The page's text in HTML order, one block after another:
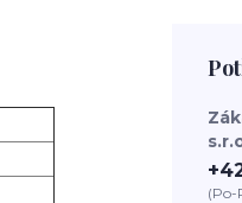
(Po-